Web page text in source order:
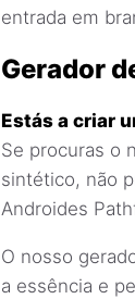
entrada em
Gerador
Estás a criar
Se procuras o
sintético, não
Androides
O nosso
a essência e